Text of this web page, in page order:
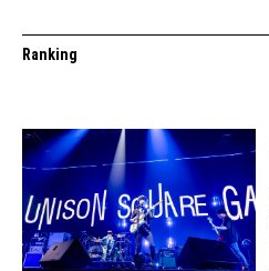
Ranking